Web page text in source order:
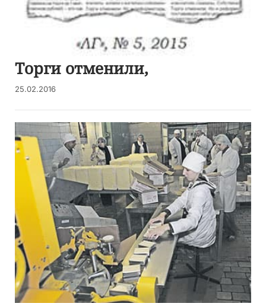
Торги отменили,
25.02.2016